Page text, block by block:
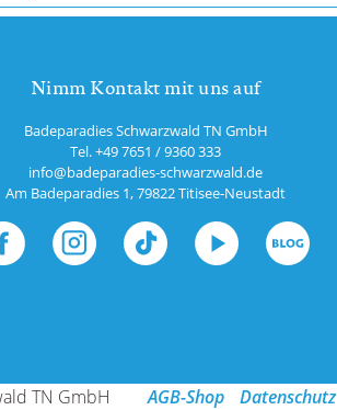
Nimm Kontakt mit uns auf
Badeparadies Schwarzwald TN GmbH
Tel.+49 7651 / 9360 333
info@badeparadies-schwarzwald.de
Am Badeparadies 1,79822Titisee-Neustadt
TN GmbH AGB-Shop Datenschutz